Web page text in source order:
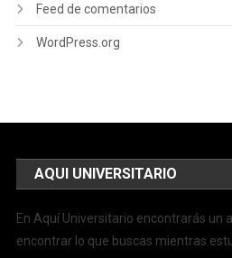
Feed de comentarios
WordPress.org
AQUI UNIVERSITARIO
En Aquí Universitario encontrarás un
encontrar lo que buscas mientras